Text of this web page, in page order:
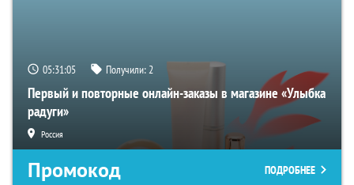
05:31:04 Получили:2
Первый и повторные онлайн-заказы в магазине «Улыбка
радуги»
Россия
Промокод ПОДРОБНЕЕ